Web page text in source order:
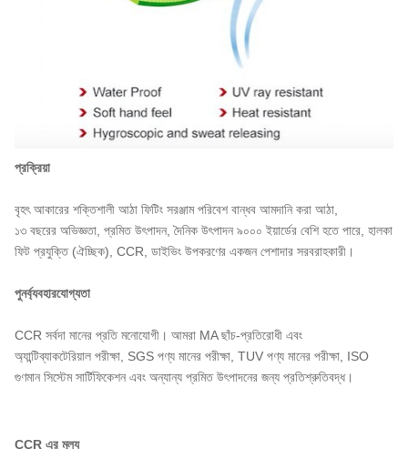
প্রক্রিয়া
বৃহৎ আকারের শক্তিশালী আঠা ফিটিং সরঞ্জাম পরিবেশ বান্ধব আমদানি করা আঠা,
১৩ বছরের অভিজ্ঞতা, প্রমিত উৎপাদন, দৈনিক উৎপাদন ৯০০০ ইয়ার্ডের বেশি হতে পারে, হালকা
ফিট প্রযুক্তি (ঐচ্ছিক), CCR, ডাইভিং উপকরণের একজন পেশাদার সরবরাহকারী।
পুনর্ব্যবহারযোগ্যতা
CCR সর্বদা মানের প্রতি মনোযোগী। আমরা MA ছাঁচ-প্রতিরোধী এবং
অ্যান্টিব্যাকটেরিয়াল পরীক্ষা, SGS পণ্য মানের পরীক্ষা, TUV পণ্য মানের পরীক্ষা, ISO
গুণমান সিস্টেম সার্টিফিকেশন এবং অন্যান্য প্রমিত উৎপাদনের জন্য প্রতিশ্রুতিবদ্ধ।
CCR এর মূল্য